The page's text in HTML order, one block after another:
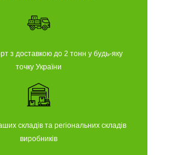
з доставкою до 2 тонн у будь-яку
точку України
складів та регіональних складів
виробників